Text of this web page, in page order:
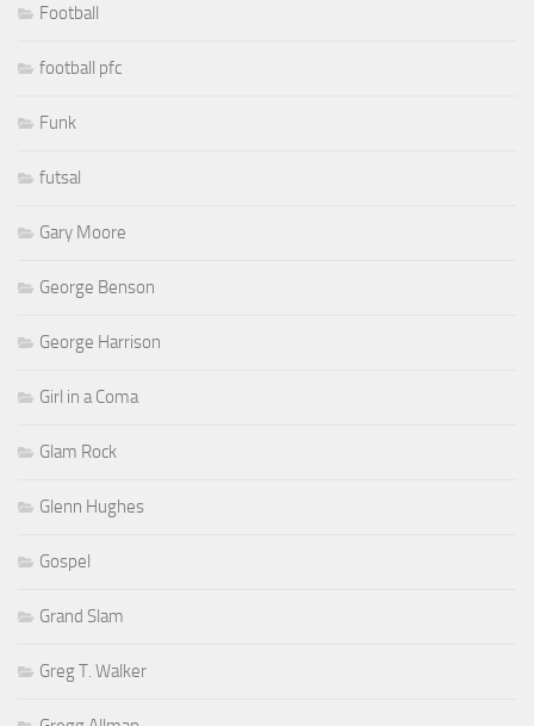
Football
football pfc
Funk
futsal
Gary Moore
George Benson
George Harrison
Girl in a Coma
Glam Rock
Glenn Hughes
Gospel
Grand Slam
Greg T. Walker